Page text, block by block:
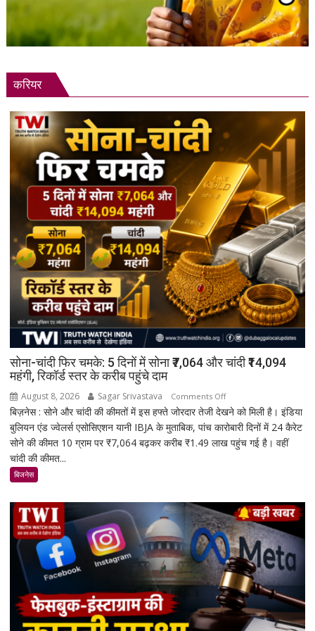
करियर
सोना-चांदी फिर चमके: 5 दिनों में सोना ₹7,064 और चांदी ₹14,094
महंगी, रिकॉर्ड स्तर के करीब पहुंचे दाम
August 8, 2026 Sagar Srivastava Comments Offon
सोना-
चांदी
फिर
में
सोना
₹7,064
और
चांदी
₹14,094
महंगी,
रिकॉर्ड
बिज़नेस : सोने और चांदी की कीमतों में इस हफ्ते जोरदार तेजी देखने को मिली है। इंडिया
बुलियन एंड ज्वेलर्स एसोसिएशन यानी IBJA के मुताबिक, पांच कारोबारी दिनों में 24 कैरेट
सोने की कीमत 10 ग्राम पर ₹7,064 बढ़कर करीब ₹1.49 लाख पहुंच गई है। वहीं
चांदी की कीमत...
बिजनेस